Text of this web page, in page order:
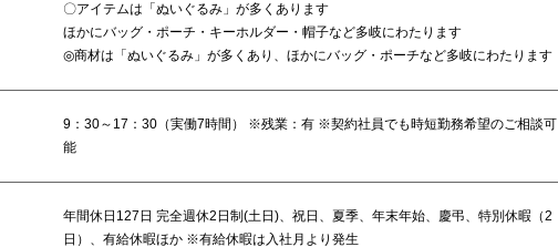
〇アイテムは「ぬいぐるみ」が多くあります
ほかにバッグ・ポーチ・キーホルダー・帽子など多岐にわたります
◎商材は「ぬいぐるみ」が多くあり、ほかにバッグ・ポーチなど多岐にわたります
9：30～17：30（実働7時間） ※残業：有 ※契約社員でも時短勤務希望のご相談可
能
年間休日127日 完全週休2日制(土日)、祝日、夏季、年末年始、慶弔、特別休暇（2
日）、有給休暇ほか ※有給休暇は入社月より発生